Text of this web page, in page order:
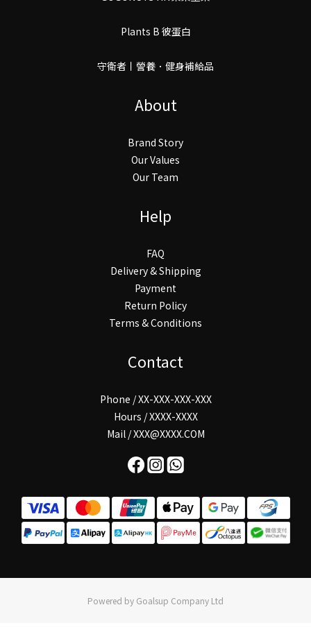
Plants B 彼蛋白
守衛者丨謍養．健身補給品
About
Brand Story
Our Values
Our Team
Help
FAQ
Delivery & Shipping
Payment
Return Policy
Terms & Conditions
Contact
Phone / XX-XXX-XXX-XXX
Hours / XXXX-XXXX
Mail / XXX@XXXX.COM
Powered by Goalsup Company Ltd